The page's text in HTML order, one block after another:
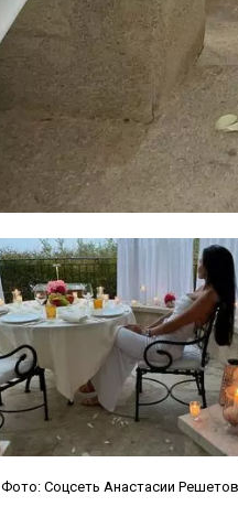
Фото: Соцсеть Анастасии